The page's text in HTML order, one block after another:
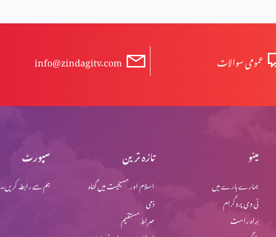
info@zindagitv.com عمومی سوالات
سپورٹ
ہم سے رابطہ کریں۔
تازہ ترین
اسلام اور مسیحیت میں گناہ
ذمی
صراط مستقیم
مینو
ہمارے بارے میں
ٹی وی پروگرام
براہ راست